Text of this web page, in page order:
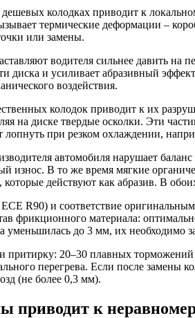
колодках приводит к
термические деформации –
или замены.
водителя сильнее давить
диска и усиливает абразивный
воздействия.
колодок приводит к их
на диске твердые осколки. Эти
при резком охлаждении,
автомобиля нарушает
износ. В то же время мягкие
действуют как абразив. В
R90) и соответствие
фрикционного материала:
до 3 мм, их необходимо
притирку: 20–30 плавных
перегрева. Если после
(не более 0,3 мм).
приводит к